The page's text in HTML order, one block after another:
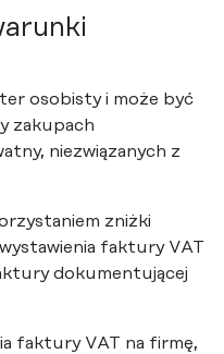
osobisty i może być
zakupach
niezwiązanych z
zniżki
faktury VAT
dokumentującej
faktury VAT na firmę,